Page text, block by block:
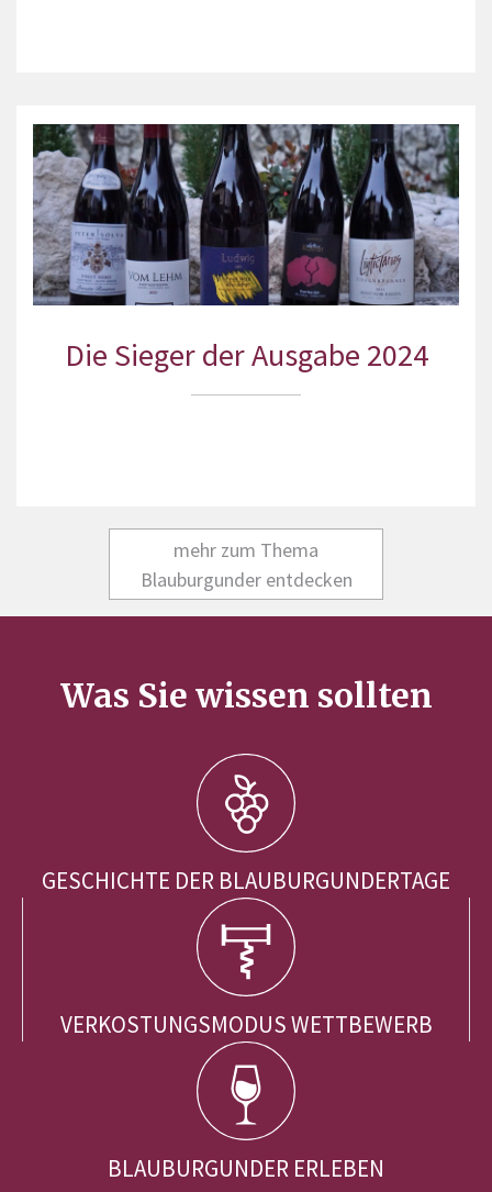
Die Sieger der Ausgabe 2024
mehr zum Thema
Blauburgunder entdecken
Was Sie wissen sollten
GESCHICHTE DER BLAUBURGUNDERTAGE
VERKOSTUNGSMODUS WETTBEWERB
BLAUBURGUNDER ERLEBEN